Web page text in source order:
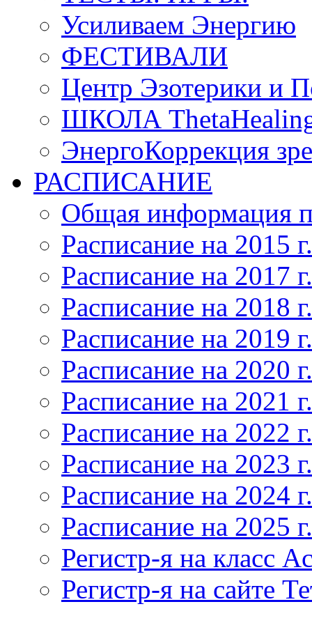
Усиливаем Энергию
ФЕСТИВАЛИ
Центр Эзотерики и
ШКОЛА
ЭнергоКоррекция
РАСПИСАНИЕ
Общая информация
Расписание на 2015 г.
Расписание на 2017 г.
Расписание на 2018 г.
Расписание на 2019 г.
Расписание на 2020 г.
Расписание на 2021 г.
Расписание на 2022 г.
Расписание на 2023 г.
Расписание на 2024 г.
Расписание на 2025 г.
Регистр-я на класс
Регистр-я на сайте